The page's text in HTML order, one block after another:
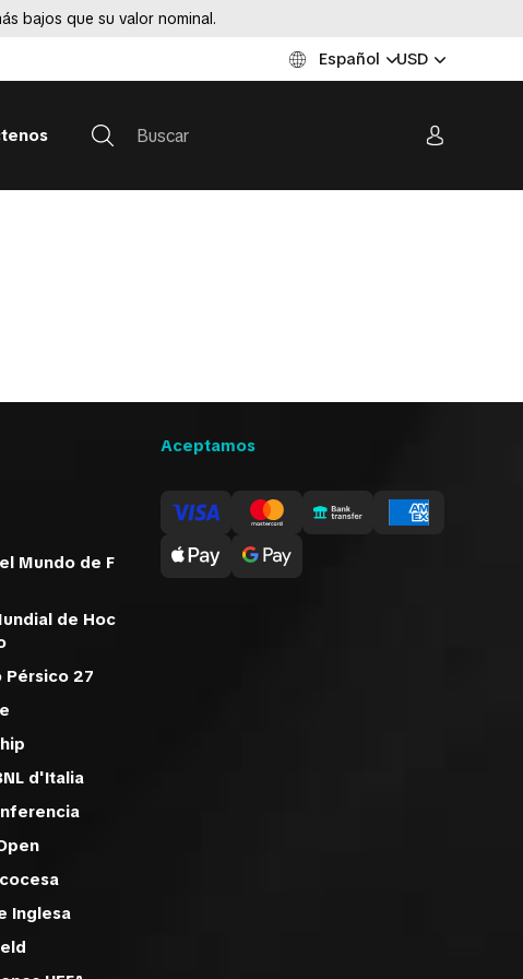
bajos que su valor nominal.
Español USD
Mundo de F
de Hoc
Pérsico 27
d'Italia
Inglesa
Aceptamos